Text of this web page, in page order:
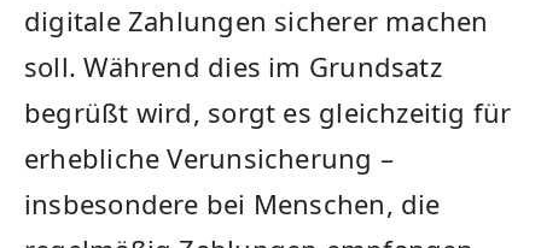
digitale Zahlungen sicherer machen
soll. Während dies im Grundsatz
begrüßt wird, sorgt es gleichzeitig für
erhebliche Verunsicherung –
insbesondere bei Menschen, die